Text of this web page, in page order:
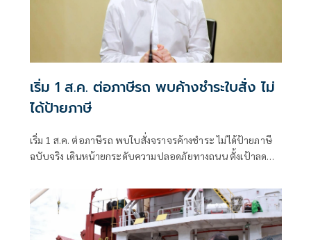
เริ่ม 1 ส.ค. ต่อภาษีรถ พบค้างชำระใบสั่ง ไม่
ได้ป้ายภาษี
เริ่ม 1 ส.ค. ต่อภาษีรถ พบใบสั่งจราจรค้างชำระ ไม่ได้ป้ายภาษี
ฉบับจริง เดินหน้ายกระดับความปลอดภัยทางถนน ตั้งเป้าลดผู้